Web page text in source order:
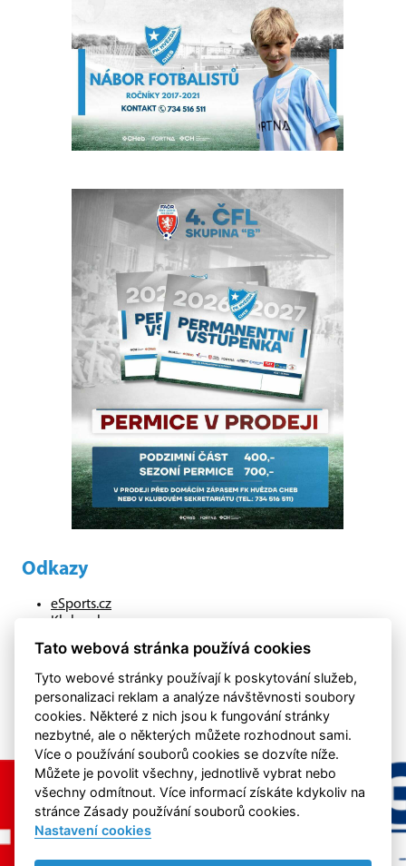
Odkazy
eSports.cz
Klubweb.cz
Onlajny.cz
hazenachebsko.cz
Tato webová stránka používá cookies
Tyto webové stránky používají k poskytování služeb,
personalizaci reklam a analýze návštěvnosti soubory
cookies. Některé z nich jsou k fungování stránky
nezbytné, ale o některých můžete rozhodnout sami.
Více o používání souborů cookies se dozvíte níže.
Můžete je povolit všechny, jednotlivě vybrat nebo
všechny odmítnout. Více informací získáte kdykoliv na
stránce Zásady používání souborů cookies.
Nastavení cookies